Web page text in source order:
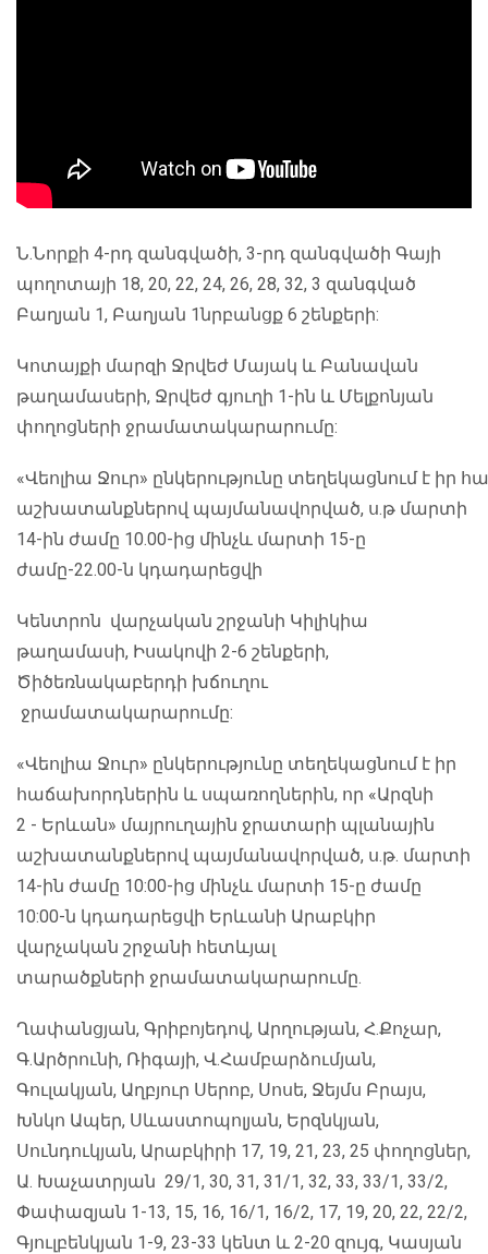
Ն.Նորքի 4-րդ զանգվածի, 3-րդ զանգվածի Գայի
պողոտայի 18, 20, 22, 24, 26, 28, 32, 3 զանգված
Բաղյան 1, Բաղյան 1նրբանցք 6 շենքերի:
Կոտայքի մարզի Ջրվեժ Մայակ և Բանավան
թաղամասերի, Ջրվեժ գյուղի 1-ին և Մելքոնյան
փողոցների ջրամատակարարումը:
«Վեոլիա Ջուր» ընկերությունը տեղեկացնում է
աշխատանքներով պայմանավորված, ս.թ մարտի
14-ին ժամը 10.00-ից մինչև մարտի 15-ը
ժամը-22.00-ն կդադարեցվի
Կենտրոն վարչական շրջանի Կիլիկիա
թաղամասի, Իսակովի 2-6 շենքերի,
Ծիծեռնակաբերդի խճուղու
ջրամատակարարումը:
«Վեոլիա Ջուր» ընկերությունը տեղեկացնում է իր
հաճախորդներին և սպառողներին, որ «Արզնի
2 - Երևան» մայրուղային ջրատարի պլանային
աշխատանքներով պայմանավորված, ս.թ. մարտի
14-ին ժամը 10:00-ից մինչև մարտի 15-ը ժամը
10:00-ն կդադարեցվի Երևանի Արաբկիր
վարչական շրջանի հետևյալ
տարածքների ջրամատակարարումը.
Ղափանցյան, Գրիբոյեդով, Արղության, Հ.Քոչար,
Գ.Արծրունի, Ռիգայի, Վ.Համբարձումյան,
Գուլակյան, Աղբյուր Սերոբ, Սոսե, Ջեյմս Բրայս,
Խնկո Ապեր, Սևաստոպոլյան, Երզնկյան,
Սունդուկյան, Արաբկիրի 17, 19, 21, 23, 25 փողոցներ,
Ա. Խաչատրյան 29/1, 30, 31, 31/1, 32, 33, 33/1, 33/2,
Փափազյան 1-13, 15, 16, 16/1, 16/2, 17, 19, 20, 22, 22/2,
Գյուլբենկյան 1-9, 23-33 կենտ և 2-20 զույգ, Կասյան